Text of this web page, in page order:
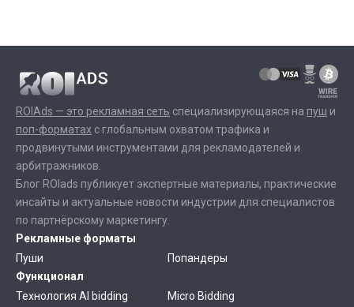
ROIAds — это рекламная сеть специализирующаяся на пуш и
поп-форматах с глобальным охватом трафика и
продвинутыми инструментами для рекламодателей и
арбитражников.
Блог ROIads публикует экспертные материалы, практические
инсайты и актуальные новости индустрии для специалистов
по партнёрскому маркетингу.
Рекламные форматы
Пуши
Попандеры
Функционал
Технология AI bidding
Micro Bidding